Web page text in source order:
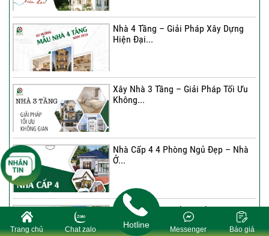
Nhà 4 Tầng – Giải Pháp Xây Dựng
Hiện Đại...
Xây Nhà 3 Tầng – Giải Pháp Tối Ưu
Không...
Nhà Cấp 4 4 Phòng Ngủ Đẹp – Nhà
Ở...
Quy Trình Hoàn Thiện Nhà Đã Xây
Thô: Các Bước...
Trang chủ Chat zalo Báo giá
Messenger
Hotline